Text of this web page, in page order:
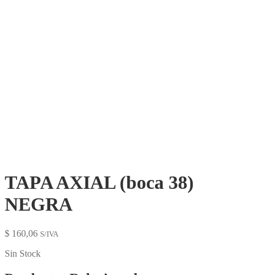
TAPA AXIAL (boca 38)
NEGRA
$ 160,06 S/IVA
Sin Stock